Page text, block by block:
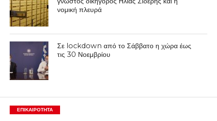
νομική πλευρά
Σε lockdown από το Σάββατο η χώρα έως
τις 30 Νοεμβρίου
ΕΠΙΚΑΙΡΟΤΗΤΑ